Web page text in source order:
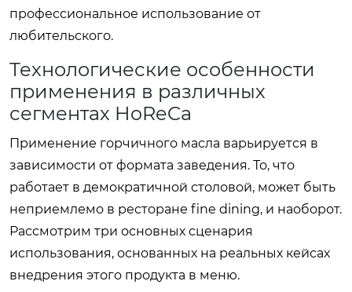
профессиональное использование от
любительского.
Технологические особенности
применения в различных
сегментах HoReCa
Применение горчичного масла варьируется в
зависимости от формата заведения. То, что
работает в демократичной столовой, может быть
неприемлемо в ресторане fine dining, и наоборот.
Рассмотрим три основных сценария
использования, основанных на реальных кейсах
внедрения этого продукта в меню.